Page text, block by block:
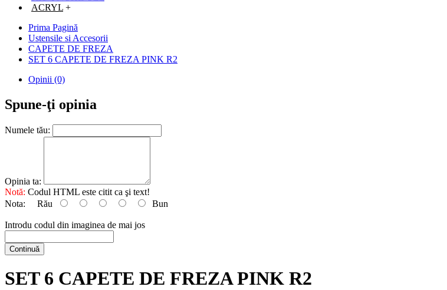
ACRYL +
Prima Pagină
Ustensile si Accesorii
CAPETE DE FREZA
SET 6 CAPETE DE FREZA PINK R2
Opinii (0)
Spune-ţi opinia
Numele tău:
Opinia ta:
Notă: Codul HTML este citit ca şi text!
Nota: Rău Bun
Introdu codul din imaginea de mai jos
Continuă
SET 6 CAPETE DE FREZA PINK R2